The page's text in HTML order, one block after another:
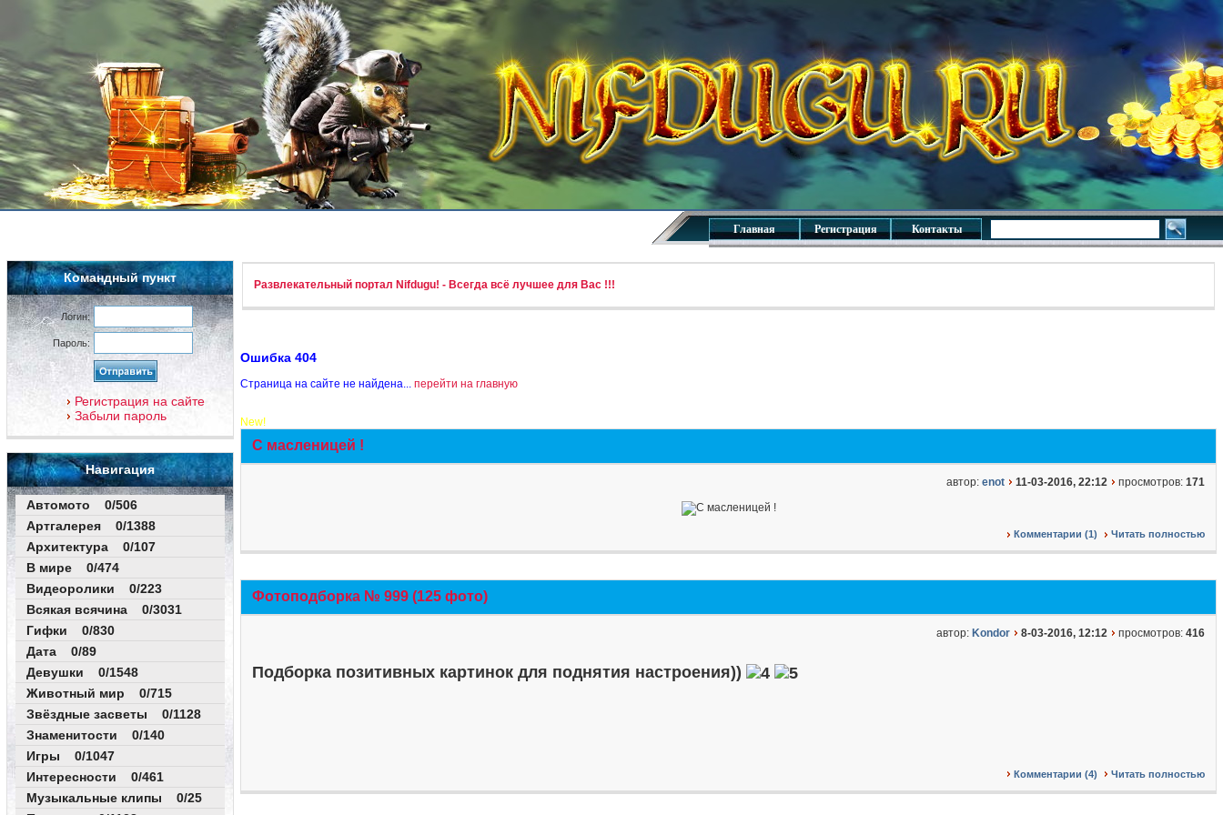
Главная Регистрация Контакты
Командный пункт
Логин:
Пароль:
Регистрация на сайте
Забыли пароль
Навигация
Автомото 0/506
Артгалерея 0/1388
Архитектура 0/107
В мире 0/474
Видеоролики 0/223
Всякая всячина 0/3031
Гифки 0/830
Дата 0/89
Девушки 0/1548
Животный мир 0/715
Звёздные засветы 0/1128
Знаменитости 0/140
Игры 0/1047
Интересности 0/461
Музыкальные клипы 0/25
Развлекательный портал Nifdugu! - Всегда всё лучшее для Вас !!!
Ошибка 404
Страница на сайте не найдена... перейти на главную
New!
С масленицей !
автор: enot 11-03-2016, 22:12 просмотров: 171
Комментарии (1) Читать полностью
Фотоподборка № 999 (125 фото)
автор: Kondor 8-03-2016, 12:12 просмотров: 416
Подборка позитивных картинок для поднятия настроения))
Комментарии (4) Читать полностью